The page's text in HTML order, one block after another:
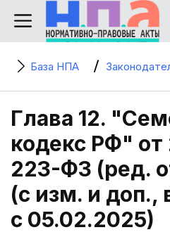
База НПА
Глава 12.
кодекс РФ" от
223-ФЗ (ред.
(с изм. и доп.,
с 05.02.2025)